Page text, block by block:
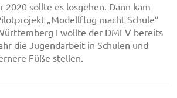
2020 sollte es losgehen. Dann kam
„Modellflug macht Schule“
I wollte der DMFV bereits
die Jugendarbeit in Schulen und
Füße stellen.